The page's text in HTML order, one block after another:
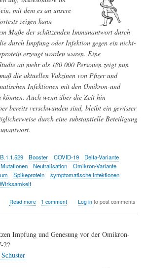
mit dem es an unsere
zeigen kann
Maße der schützenden Immunantwort durch
durch Impfung oder Infektion gegen ein nicht-
erzeugt worden waren. Eine
an mehr als 180 000 Personen zeigt nun
die aktuellen Vakzinen von Pfizer und
Infektionen mit den Omikron-und
können. Auch wenn über die Zeit hin
bereits verschwunden sind, bleibt ein gewisser
durch eine substantielle Beteiligung
B.1.1.529 Booster COVID-19
Delta-Variante
Mutationen Neutralisation
Omikron-Variante
Spikeprotein
symptomatische Infektionen
Wirksamkeit
Read moreabout
wissen
1 comment Log into post comments
Impfung und Genesung vor der Omikron-
2?